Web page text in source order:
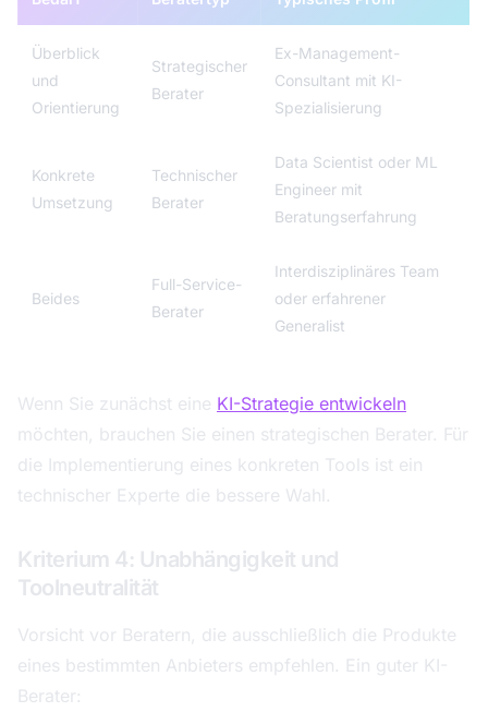
Überblick
und
Orientierung
Strategischer
Berater
Ex-Management-
Consultant mit KI-
Spezialisierung
Konkrete
Umsetzung
Technischer
Berater
Data Scientist oder ML
Engineer mit
Beratungserfahrung
Beides
Full-Service-
Berater
Interdisziplinäres Team
oder erfahrener
Generalist
Wenn Sie zunächst eine KI-Strategie entwickeln
möchten, brauchen Sie einen strategischen Berater. Für
die Implementierung eines konkreten Tools ist ein
technischer Experte die bessere Wahl.
Kriterium 4: Unabhängigkeit und
Toolneutralität
Vorsicht vor Beratern, die ausschließlich die Produkte
eines bestimmten Anbieters empfehlen. Ein guter KI-
Berater: